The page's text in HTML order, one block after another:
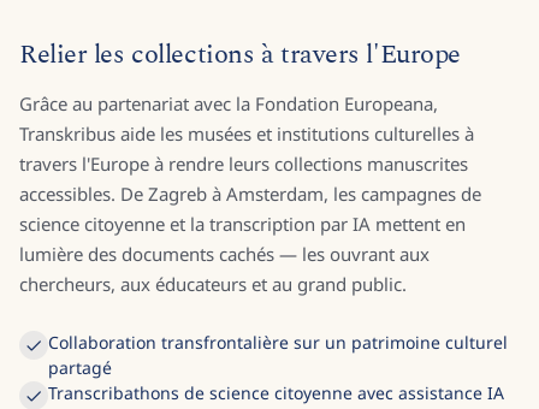
Relier les collections à travers l'Europe
Grâce au partenariat avec la Fondation Europeana,
Transkribus aide les musées et institutions culturelles à
travers l'Europe à rendre leurs collections manuscrites
accessibles. De Zagreb à Amsterdam, les campagnes de
science citoyenne et la transcription par IA mettent en
lumière des documents cachés — les ouvrant aux
chercheurs, aux éducateurs et au grand public.
Collaboration transfrontalière sur un patrimoine culturel
partagé
Transcribathons de science citoyenne avec assistance IA